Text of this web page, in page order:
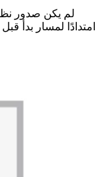
لم يكن صدور
امتدادًا لمسار بدأ